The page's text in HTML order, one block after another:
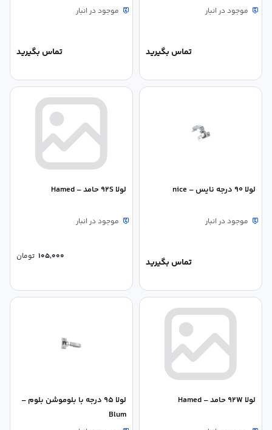
موجود در انبار
تماس بگیرید
موجود در انبار
تماس بگیرید
لولا 90 درجه نایس – nice
موجود در انبار
تماس بگیرید
لولا 92S حامد – Hamed
موجود در انبار
105,000 تومان
لولا 92W حامد – Hamed
لولا 95 درجه با بلوموشن بلوم –
Blum